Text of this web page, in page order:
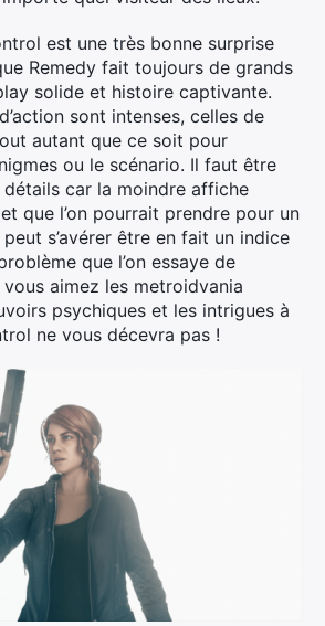
est une très bonne surprise
Remedy fait toujours de grands
solide et histoire captivante.
sont intenses, celles de
autant que ce soit pour
ou le scénario. Il faut être
car la moindre affiche
que l’on pourrait prendre pour un
s’avérer être en fait un indice
que l’on essaye de
aimez les metroidvania
psychiques et les intrigues à
ne vous décevra pas !